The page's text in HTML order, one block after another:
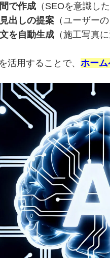
で作成（SEOを意識し
出しの提案（ユーザーの
を自動生成（施工写真に
活用することで、 ホー